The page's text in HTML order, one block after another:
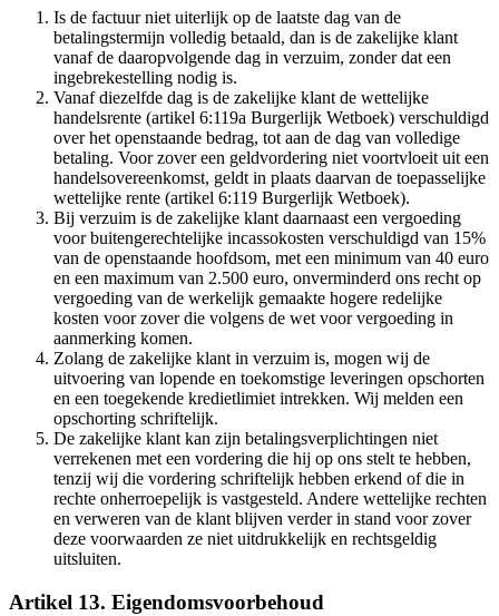
Is de factuur niet uiterlijk op de laatste dag van de
betalingstermijn volledig betaald, dan is de zakelijke klant
vanaf de daaropvolgende dag in verzuim, zonder dat een
ingebrekestelling nodig is.
Vanaf diezelfde dag is de zakelijke klant de wettelijke
handelsrente (artikel 6:119a Burgerlijk Wetboek) verschuldigd
over het openstaande bedrag, tot aan de dag van volledige
betaling. Voor zover een geldvordering niet voortvloeit uit een
handelsovereenkomst, geldt in plaats daarvan de toepasselijke
wettelijke rente (artikel 6:119 Burgerlijk Wetboek).
Bij verzuim is de zakelijke klant daarnaast een vergoeding
voor buitengerechtelijke incassokosten verschuldigd van 15%
van de openstaande hoofdsom, met een minimum van 40 euro
en een maximum van 2.500 euro, onverminderd ons recht op
vergoeding van de werkelijk gemaakte hogere redelijke
kosten voor zover die volgens de wet voor vergoeding in
aanmerking komen.
Zolang de zakelijke klant in verzuim is, mogen wij de
uitvoering van lopende en toekomstige leveringen opschorten
en een toegekende kredietlimiet intrekken. Wij melden een
opschorting schriftelijk.
De zakelijke klant kan zijn betalingsverplichtingen niet
verrekenen met een vordering die hij op ons stelt te hebben,
tenzij wij die vordering schriftelijk hebben erkend of die in
rechte onherroepelijk is vastgesteld. Andere wettelijke rechten
en verweren van de klant blijven verder in stand voor zover
deze voorwaarden ze niet uitdrukkelijk en rechtsgeldig
uitsluiten.
Artikel 13. Eigendomsvoorbehoud